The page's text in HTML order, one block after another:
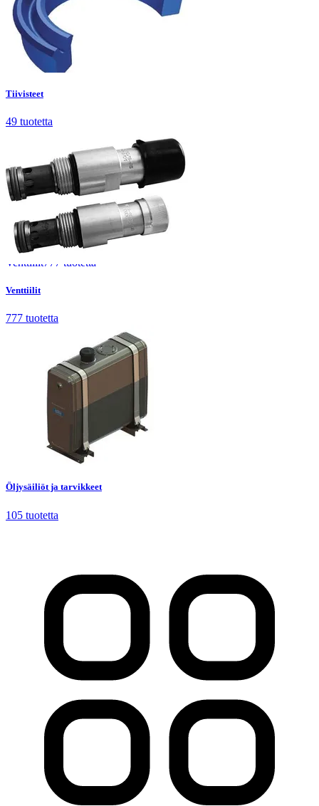
Tiivisteet tuotetta
Tiivisteet
49 tuotetta
Venttiilit777 tuotetta
Venttiilit
777 tuotetta
Öljysäiliöt ja tarvikkeet
Öljysäiliöt ja tarvikkeet
105 tuotetta